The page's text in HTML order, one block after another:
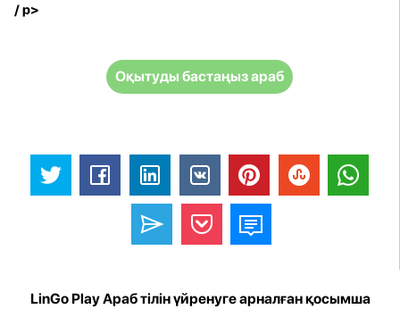
/ p>
Оқытуды бастаңыз араб
LinGo Play Араб тілін үйренуге арналған қосымша